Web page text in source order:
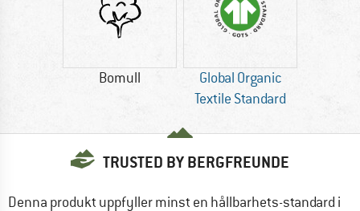
Bomull
Global Organic
Textile Standard
TRUSTED BY BERGFREUNDE
Denna produkt uppfyller minst en hållbarhets-standard i